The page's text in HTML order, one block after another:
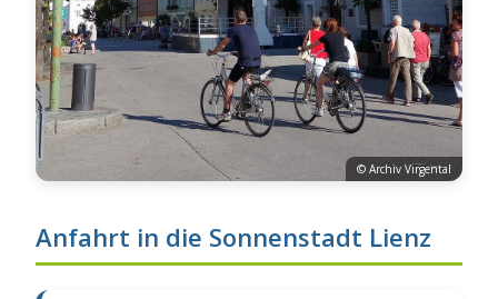
© Archiv Virgental
Anfahrt in die Sonnenstadt Lienz